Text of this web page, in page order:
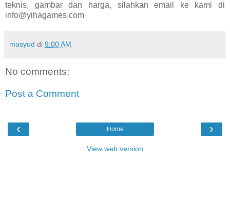
teknis, gambar dan harga, silahkan email ke kami di
info@yihagames.com
masyud di 9:00 AM
No comments:
Post a Comment
‹ ›
Home
View web version